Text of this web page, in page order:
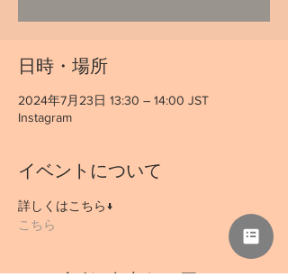
日時・場所
2024年7月23日 13:30 – 14:00 JST
Instagram
イベントについて
詳しくはこちら↓
こちら